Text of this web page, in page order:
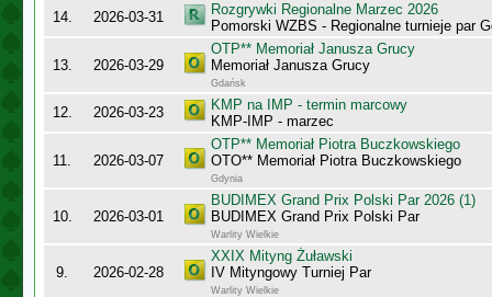
14. 2026-03-31
Rozgrywki Regionalne Marzec 2026
Pomorski WZBS - Regionalne turnieje par
13. 2026-03-29
OTP** Memoriał Janusza Grucy
Memoriał Janusza Grucy
Gdańsk
12. 2026-03-23
KMP na IMP - termin marcowy
KMP-IMP - marzec
11. 2026-03-07
OTP** Memoriał Piotra Buczkowskiego
OTO** Memoriał Piotra Buczkowskiego
Gdynia
10. 2026-03-01
BUDIMEX Grand Prix Polski Par 2026 (1)
BUDIMEX Grand Prix Polski Par
Warlity Wielkie
9. 2026-02-28
XXIX Mityng Żuławski
IV Mityngowy Turniej Par
Warlity Wielkie